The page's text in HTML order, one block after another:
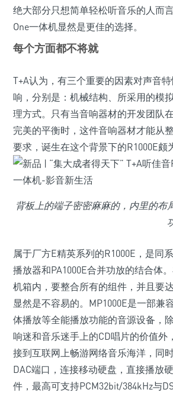
绝大部分只想简单轻松听音乐的人而
One一体机显然是更佳的选择。
每个方面都不将就
T+A认为，有三个重要的因素对声音
响，分别是：机械结构、所采用的模
理方式。只有当音响器材的开发团队
完美的平衡时，这件音响器材才能从
要求，诞生在这个背景下的R1000E颇
背板上的端子密密麻麻的，内里的布
属于厂方E精英系列的R1000E，是同
播放器和PA1000E合并功放的结合体
机箱内，要整合所有的组件，并且要
显然是不容易的。MP1000E是一部兼
体播放等全能播放功能的音源设备，
响迷和音乐迷手上的CD唱片的价值外
接到互联网上畅游网络音乐海洋，同
DAC端口，连接移动硬盘，直接播放
件，最高可支持PCM32bit/384kHz与